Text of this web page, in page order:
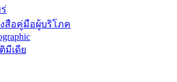
สือคู่มือผู้บริโภค
มีเดีย